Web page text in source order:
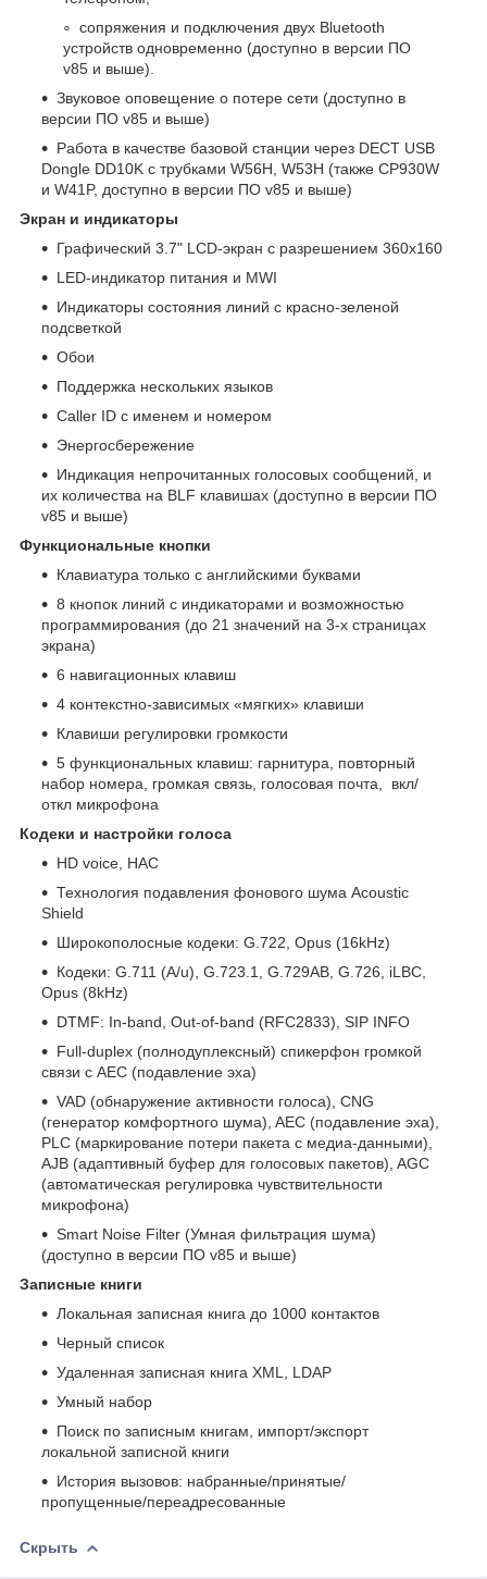
сопряжения и подключения двух Bluetooth
устройств одновременно (доступно в версии ПО
v85 и выше).
Звуковое оповещение о потере сети (доступно в
версии ПО v85 и выше)
Работа в качестве базовой станции через DECT USB
Dongle DD10K с трубками W56H, W53H (также CP930W
и W41P, доступно в версии ПО v85 и выше)
Экран и индикаторы
Графический 3.7" LCD-экран с разрешением 360х160
LED-индикатор питания и MWI
Индикаторы состояния линий с красно-зеленой
подсветкой
Обои
Поддержка нескольких языков
Caller ID с именем и номером
Энергосбережение
Индикация непрочитанных голосовых сообщений, и
их количества на BLF клавишах (доступно в версии ПО
v85 и выше)
Функциональные кнопки
Клавиатура только с английскими буквами
8 кнопок линий с индикаторами и возможностью
программирования (до 21 значений на 3-х страницах
экрана)
6 навигационных клавиш
4 контекстно-зависимых «мягких» клавиши
Клавиши регулировки громкости
5 функциональных клавиш: гарнитура, повторный
набор номера, громкая связь, голосовая почта, вкл/
откл микрофона
Кодеки и настройки голоса
HD voice, HAC
Технология подавления фонового шума Acoustic
Shield
Широкополосные кодеки: G.722, Opus (16kHz)
Кодеки: G.711 (A/u), G.723.1, G.729AB, G.726, iLBC,
Opus (8kHz)
DTMF: In-band, Out-of-band (RFC2833), SIP INFO
Full-duplex (полнодуплексный) спикерфон громкой
связи с AEC (подавление эха)
VAD (обнаружение активности голоса), CNG
(генератор комфортного шума), AEC (подавление эха),
PLC (маркирование потери пакета с медиа-данными),
AJB (адаптивный буфер для голосовых пакетов), AGC
(автоматическая регулировка чувствительности
микрофона)
Smart Noise Filter (Умная фильтрация шума)
(доступно в версии ПО v85 и выше)
Записные книги
Локальная записная книга до 1000 контактов
Черный список
Удаленная записная книга XML, LDAP
Умный набор
Поиск по записным книгам, импорт/экспорт
локальной записной книги
История вызовов: набранные/принятые/
пропущенные/переадресованные
Скрыть